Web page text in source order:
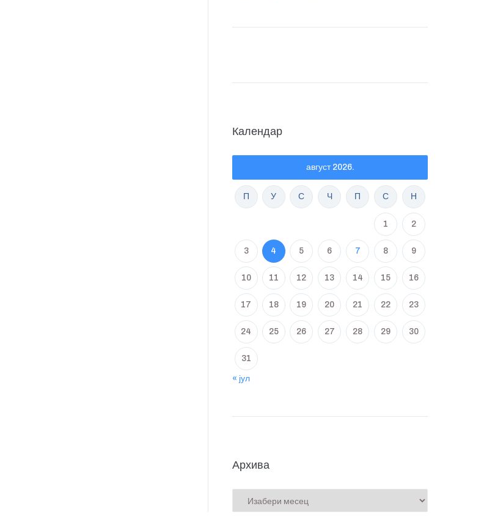
Календар
август 2026.
П У С Ч П С Н
1 2
3 4 5 6 7 8 9
10 11 12 13 14 15 16
17 18 19 20 21 22 23
24 25 26 27 28 29 30
31
« јул
Архива